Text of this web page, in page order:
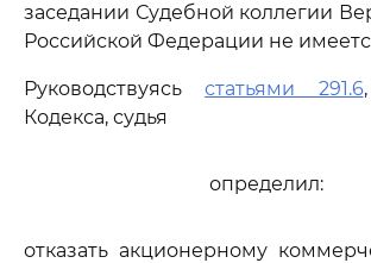
заседании Судебной коллегии
Российской Федерации не
Руководствуясьстатьями 291.6
Кодекса, судья
определил:
отказать акционерному